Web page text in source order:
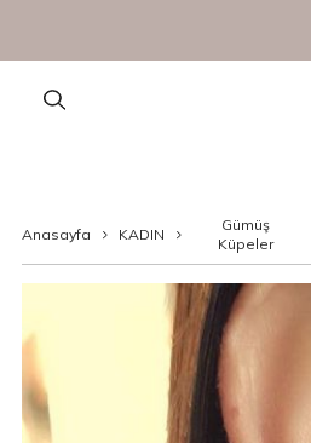
Anasayfa KADIN
Gümüş
Küpeler